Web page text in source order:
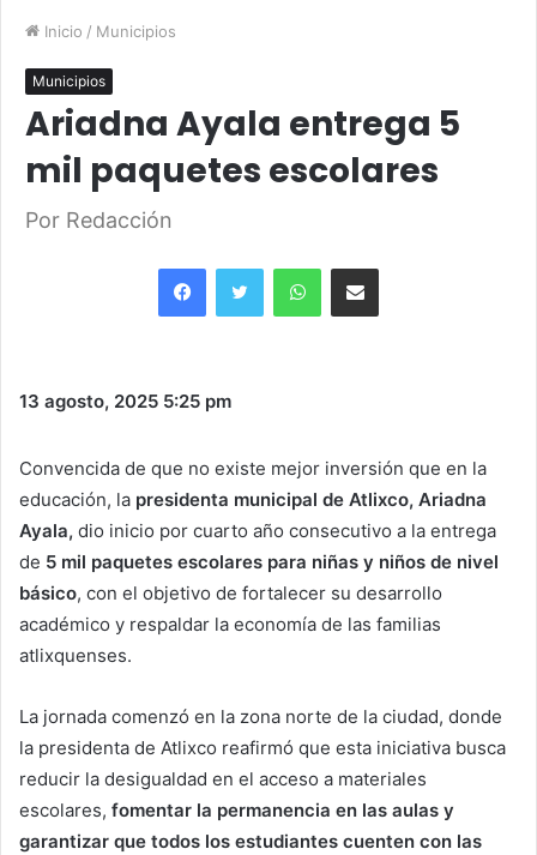
Inicio / Municipios
Municipios
Ariadna Ayala entrega 5
mil paquetes escolares
Por Redacción
FacebookTwitter WhatsAppShare via Email
13 agosto, 2025 5:25 pm
Convencida de que no existe mejor inversión que en la
educación, la presidenta municipal de Atlixco, Ariadna
Ayala, dio inicio por cuarto año consecutivo a la entrega
de 5 mil paquetes escolares para niñas y niños de nivel
básico, con el objetivo de fortalecer su desarrollo
académico y respaldar la economía de las familias
atlixquenses.
La jornada comenzó en la zona norte de la ciudad, donde
la presidenta de Atlixco reafirmó que esta iniciativa busca
reducir la desigualdad en el acceso a materiales
escolares, fomentar la permanencia en las aulas y
garantizar que todos los estudiantes cuenten con las